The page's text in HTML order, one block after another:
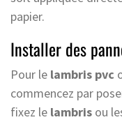
papier.
Installer des
Pour le lambris pvc
commencez par
fixez le lambris ou